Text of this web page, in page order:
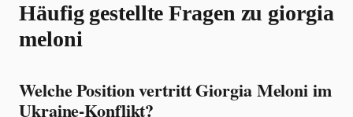
Häufig gestellte Fragen zu giorgia
meloni
Welche Position vertritt Giorgia Meloni im
Ukraine-Konflikt?